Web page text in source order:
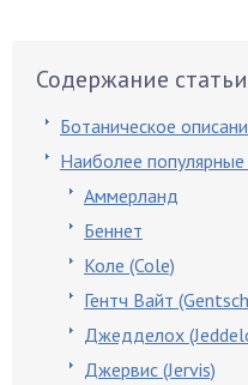
Содержание статьи
Ботаническое
Наиболее популярные
Аммерланд
Беннет
Коле (Cole)
Гентч Вайт
Джедделох
Джервис (Jervis)